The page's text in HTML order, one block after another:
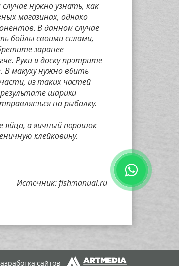
нужно узнать, как
магазинах, однако
В данном случае
бойлы своими силами,
заранее
Руки и доску протрите
В макуху нужно вбить
из таких частей
шарики
на рыбалку.
яйца, а яичный порошок
клейковину.
Источник: fishmanual.ru
сайтов -